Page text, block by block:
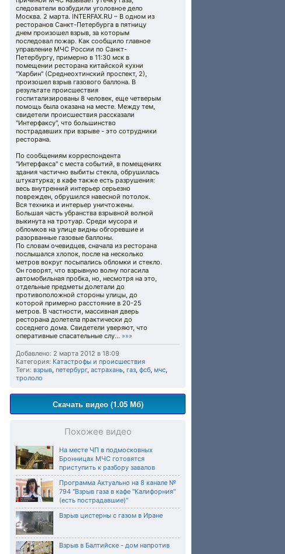
следователи возбудили уголовное дело
Москва. 2 марта. INTERFAX.RU – В одном из
ресторанов Санкт-Петербурга в пятницу
днем произошел взрыв, за которым
последовал пожар. Как сообщило главное
управление МЧС России по Санкт-
Петербургу, примерно в 11:30 мск в
помещении ресторана китайской кухни
"Харбин" (Среднеохтинский проспект, 2),
произошел взрыв газового баллона. В
результате происшествия
госпитализированы 8 человек, еще четверым
помощь была оказана на месте. Между тем,
свидетели происшествия рассказали
"Интерфаксу", что большинство
пострадавших при взрыве - это сотрудники
ресторана.
По сообщениям корреспондента
"Интерфакса" с места событий, в помещениях
здания частично выбиты стекла, обрушилась
штукатурка; в кафе также есть разрушения:
весь внутренний интерьер серьезно
поврежден, обрушился навесной потолок.
Вся техника и интерьер уничтожены.
Большая часть убранства взрывной волной
выкинута на тротуар. Среди мусора и
обломков на улице видны обгоревшие и
разорванные газовые баллоны.
По словам очевидцев, сначала из ресторана
послышался хлопок, после на несколько
метров вокруг посыпались обломки и стекло.
Он говорят, что взрывную волну погасила
автомобильная пробка, но, несмотря на это,
отдельные предметы долетали до
противоположной стороны улицы, до
которой примерно расстояние в 20-25
метров. В частности, массивная дверь
ресторана долетела практически до
соседнего дома. Свидетели уверяют, что
оперативные спасательные слу... »»»
Добавлено: 2 марта 2012 в 18:09
Категория: Катастрофы и происшествия
Теги: взрыв, петербург, астрахань, газ, фсб, мчс,
трололо
Скачать видео (1.05 Мб)
Похожее видео
На месте ЧП в подмосковных
Бронницах МЧС готовятся
приступить к разбору завалов
Программа Актуально на 8 канале №
794 "Взрыв газа в кафе "Калифорния"
(есть пострадавшие)"
Взрыв цистерны с газом в Иране
Взрыв в Балтийске - дом напротив